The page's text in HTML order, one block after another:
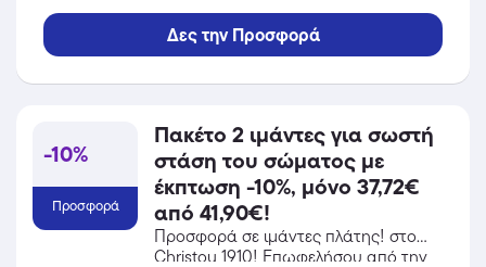
κέρδισε από τις εκπτώσεις!
Δες την Προσφορά
-10%
Προσφορά
Πακέτο 2 ιμάντες για σωστή
στάση του σώματος με
έκπτωση -10%, μόνο 37,72€
από 41,90€!
Προσφορά σε ιμάντες πλάτης! στο
Christou 1910! Επωφελήσου από την